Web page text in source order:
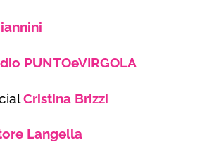
PUNTOeVIRGOLA
Cristina Brizzi
Langella